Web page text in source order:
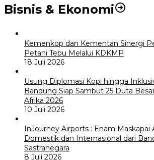
Bisnis & Ekonomi
Kemenkop dan Kementan Sinergi
Petani Tebu Melalui KDKMP
18 Juli 2026
Usung Diplomasi Kopi hingga
Bandung Siap Sambut 25 Duta
Afrika 2026
10 Juli 2026
InJourney Airports : Enam Maskapai
Domestik dan Internasional dari
Sastranegara
8 Juli 2026